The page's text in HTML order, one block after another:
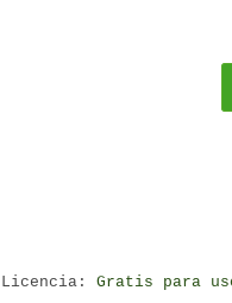
Licencia: Gratis para